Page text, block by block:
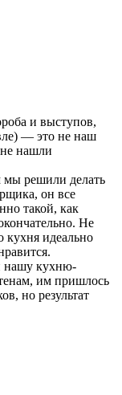
и выступов,
— это не наш
нашли
мы решили делать
он все
такой, как
Не
кухня идеально
нашу кухню-
им пришлось
но результат